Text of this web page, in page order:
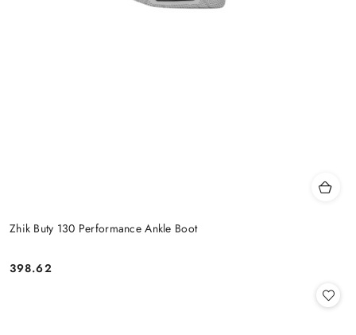
Zhik Buty 130 Performance Ankle Boot
Cena:
398.62